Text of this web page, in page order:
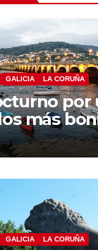
GALICIA LA CORUÑA
por
más
GALICIA LA CORUÑA